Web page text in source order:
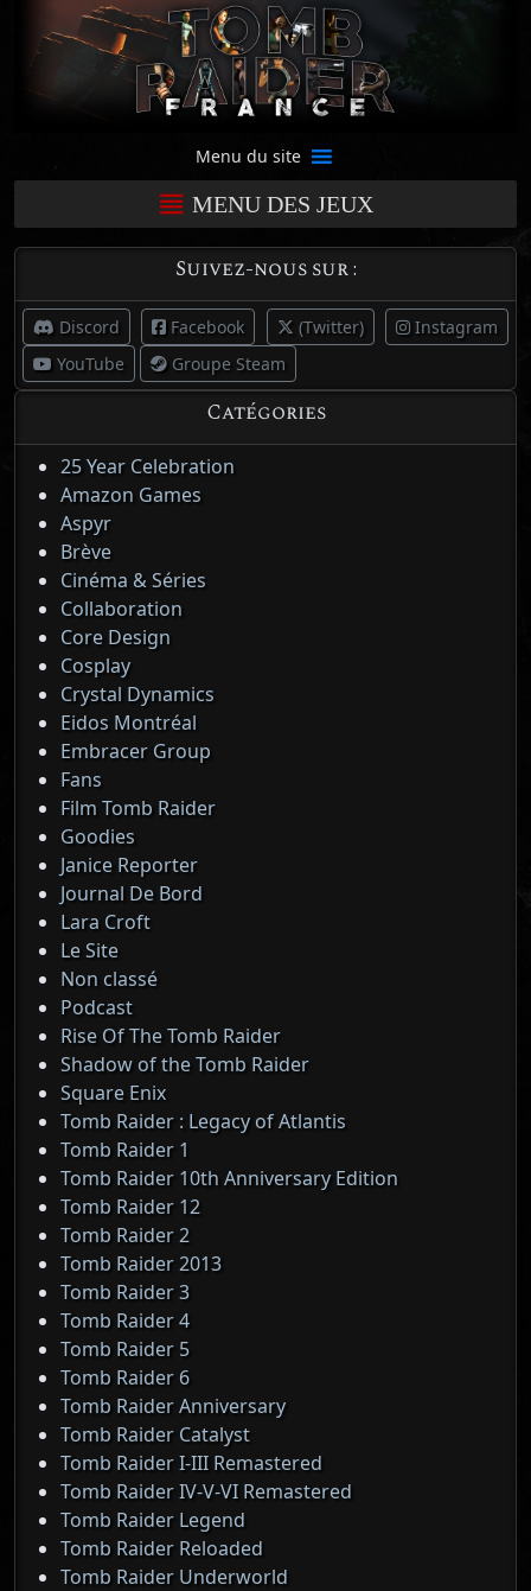
Menu du site
MENU DES JEUX
Suivez-nous sur :
Discord Facebook (Twitter)
Instagram
YouTube
Groupe Steam
Catégories
25 Year Celebration
Amazon Games
Aspyr
Brève
Cinéma & Séries
Collaboration
Core Design
Cosplay
Crystal Dynamics
Eidos Montréal
Embracer Group
Fans
Film Tomb Raider
Goodies
Janice Reporter
Journal De Bord
Lara Croft
Le Site
Non classé
Podcast
Rise Of The Tomb Raider
Shadow of the Tomb Raider
Square Enix
Tomb Raider : Legacy of Atlantis
Tomb Raider 1
Tomb Raider 10th Anniversary Edition
Tomb Raider 12
Tomb Raider 2
Tomb Raider 2013
Tomb Raider 3
Tomb Raider 4
Tomb Raider 5
Tomb Raider 6
Tomb Raider Anniversary
Tomb Raider Catalyst
Tomb Raider I-III Remastered
Tomb Raider IV-V-VI Remastered
Tomb Raider Legend
Tomb Raider Reloaded
Tomb Raider Underworld